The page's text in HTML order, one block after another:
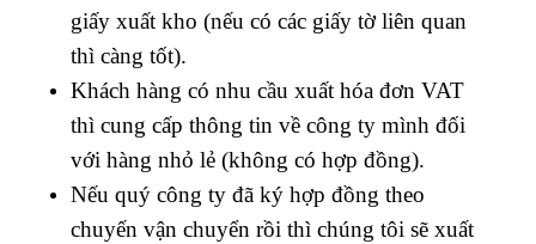
giấy xuất kho (nếu có các giấy tờ liên quan
thì càng tốt).
Khách hàng có nhu cầu xuất hóa đơn VAT
thì cung cấp thông tin về công ty mình đối
với hàng nhỏ lẻ (không có hợp đồng).
Nếu quý công ty đã ký hợp đồng theo
chuyến vận chuyển rồi thì chúng tôi sẽ xuất